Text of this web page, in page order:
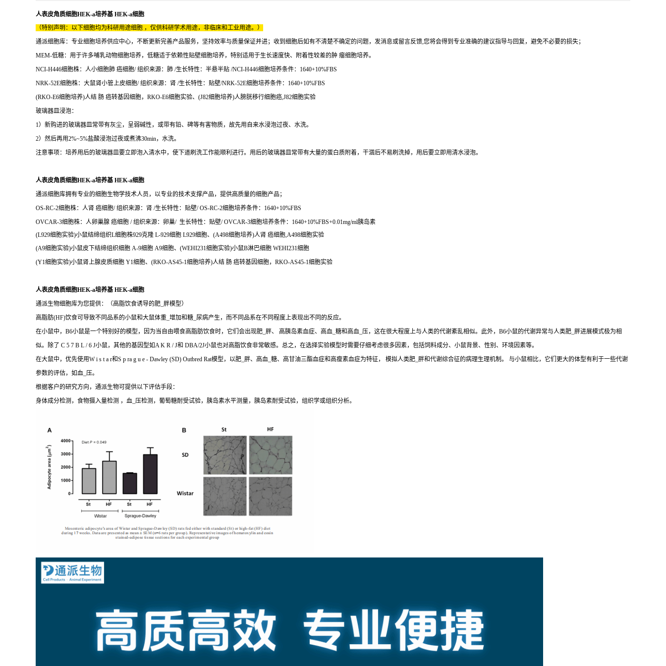
人表皮角质细胞HEK-a培养基 HEK-a细胞
（特别声明：以下细胞均为科研用途细胞 ，仅供科研学术用途，非临床和工业用途。）
通派细胞库：专业细胞培养供应中心，不断更新完善产品服务，坚持效率与质量保证并进；收到细胞后如有不清楚不确定的问题，发消息或留言反馈,您将会得到专业准确的建议指导与回复，避免不必要的损失；
MEM-低糖：用于许多哺乳动物细胞培养，低糖适于依赖性贴壁细胞培养，特别适用于生长速度快、附着性较差的肿 瘤细胞培养。
NCI-H446细胞株：人小细胞肺 癌细胞/ 组织来源：肺 /生长特性：半悬半贴 /NCI-H446细胞培养条件：1640+10%FBS
NRK-52E细胞株：大鼠肾小管上皮细胞/ 组织来源：肾 /生长特性：贴壁/NRK-52E细胞培养条件：1640+10%FBS
(RKO-E6细胞培养)人结 肠 癌转基因细胞，RKO-E6细胞实验、(J82细胞培养)人膀胱移行细胞癌,J82细胞实验
玻璃器皿浸泡：
1）新购进的玻璃器皿常带有灰尘，呈弱碱性，或带有铅、碑等有害物质，故先用自来水浸泡过夜、水洗。
2）然后再用2%~5%盐酸浸泡过夜或煮沸30min，水洗。
注意事项：培养用后的玻璃器皿要立即泡入清水中，使下道刷洗工作能顺利进行。用后的玻璃器皿常带有大量的蛋白质附着，干涸后不易刷洗掉，用后要立即用清水浸泡。
人表皮角质细胞HEK-a培养基 HEK-a细胞
通派细胞库拥有专业的细胞生物学技术人员，以专业的技术支撑产品，提供高质量的细胞产品；
OS-RC-2细胞株：人肾 癌细胞/ 组织来源：肾 /生长特性：贴壁/ OS-RC-2细胞培养条件：1640+10%FBS
OVCAR-3细胞株：人卵巢腺 癌细胞 / 组织来源：卵巢/ 生长特性：贴壁/ OVCAR-3细胞培养条件：1640+10%FBS+0.01mg/ml胰岛素
(L929细胞实验)小鼠结缔组织L细胞株929克隆 L-929细胞 L929细胞、(A498细胞培养)人肾 癌细胞,A498细胞实验
(A9细胞实验)小鼠皮下结缔组织细胞 A-9细胞 A9细胞、(WEHI231细胞实验)小鼠B淋巴细胞 WEHI231细胞
(Y1细胞实验)小鼠肾上腺皮质细胞 Y1细胞、(RKO-AS45-1细胞培养)人结 肠 癌转基因细胞，RKO-AS45-1细胞实验
人表皮角质细胞HEK-a培养基 HEK-a细胞
通派生物细胞库为您提供：（高脂饮食诱导的肥_胖模型）
高脂肪(HF)饮食可导致不同品系的小鼠和大鼠体重_增加和糖_尿病产生，而不同品系在不同程度上表现出不同的反应。
在小鼠中，B6小鼠是一个特别好的模型，因为当自由喂食高脂肪饮食时，它们会出现肥_胖、 高胰岛素血症、高血_糖和高血_压，这在很大程度上与人类的代谢紊乱相似。此外，B6小鼠的代谢异常与人类肥_胖进展模式极为相
似。除了 C 5 7 B L / 6 J小鼠，其他的基因型如A K R / J和 DBA/2J小鼠也对高脂饮食非常敏感。总之，在选择实验模型时需要仔细考虑很多因素，包括饲料成分、小鼠背景、性别、环境因素等。
在大鼠中，优先使用W i s t a r和S p ra g u e - Dawley (SD) Outbred Rat模型，以肥_胖、高血_糖、高甘油三酯血症和高瘦素血症为特征， 模拟人类肥_胖和代谢综合征的病理生理机制。 与小鼠相比，它们更大的体型有利于一些代谢
参数的评估，如血_压。
根据客户的研究方向，通派生物可提供以下评估手段：
身体成分检测，食物摄入量检测 ，血_压检测，葡萄糖耐受试验，胰岛素水平测量，胰岛素耐受试验，组织学或组织分析。